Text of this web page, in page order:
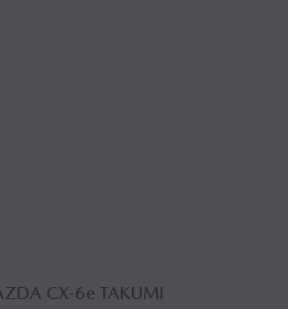
CX‑6e TAKUMI